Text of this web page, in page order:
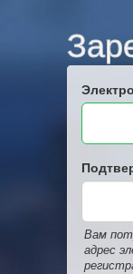
Вам
адрес